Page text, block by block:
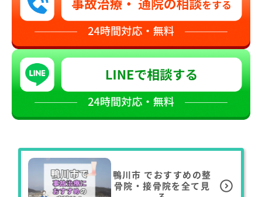
鴨川市 でおすすめの整
骨院・接骨院を全て見